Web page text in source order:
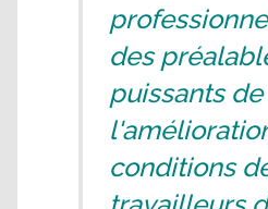
des
puissants de
conditions